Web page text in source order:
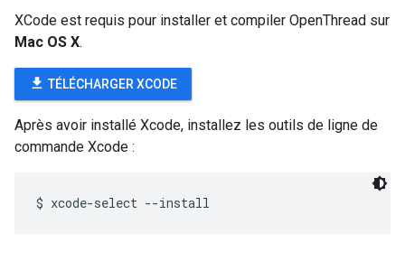
XCode est requis pour installer et compiler OpenThread sur
Mac OS X.
file_download TÉLÉCHARGER XCODE
Après avoir installé Xcode, installez les outils de ligne de
commande Xcode :